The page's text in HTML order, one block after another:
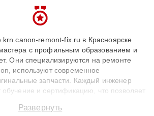
krn.canon-remont-fix.ru в Красноярске
с профильным образованием и
Они специализируются на ремонте
используют современное
запчасти. Каждый инженер
обучение и сертификацию, что позволяет
гарантии до 3 лет. Наши мастера
Развернуть